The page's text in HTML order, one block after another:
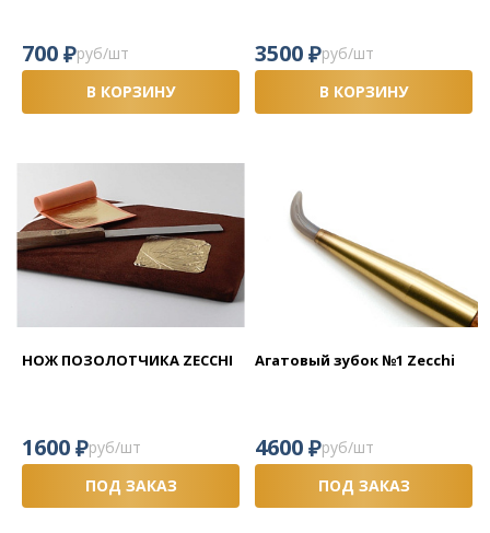
700₽руб/шт
В КОРЗИНУ
3500₽руб/шт
В КОРЗИНУ
НОЖ ПОЗОЛОТЧИКА ZECCHI
1600₽руб/шт
ПОД ЗАКАЗ
Агатовый зубок №1 Zecchi
4600₽руб/шт
ПОД ЗАКАЗ